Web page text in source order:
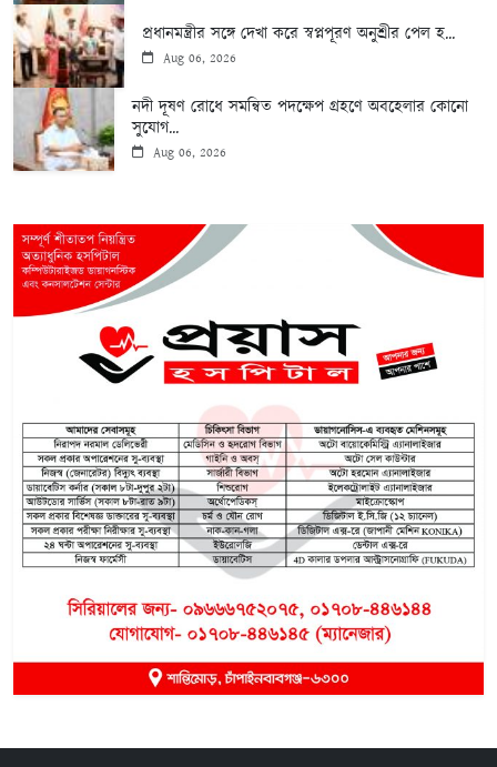
প্রধানমন্ত্রীর সঙ্গে দেখা করে স্বপ্নপূরণ অনুশ্রীর পেল হ...
Aug 06, 2026
নদী দূষণ রোধে সমন্বিত পদক্ষেপ গ্রহণে অবহেলার কোনো
সুযোগ...
Aug 06, 2026